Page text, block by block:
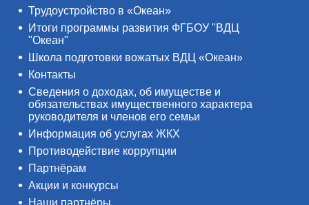
Трудоустройство в «Океан»
Итоги программы развития ФГБОУ "ВДЦ
"Океан"
Школа подготовки вожатых ВДЦ «Океан»
Контакты
Сведения о доходах, об имуществе и
обязательствах имущественного характера
руководителя и членов его семьи
Информация об услугах ЖКХ
Противодействие коррупции
Партнёрам
Акции и конкурсы
Наши партнёры